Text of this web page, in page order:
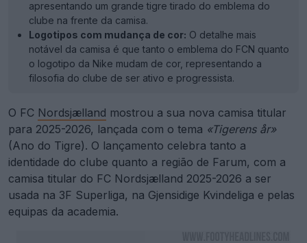
apresentando um grande tigre tirado do emblema do
clube na frente da camisa.
Logotipos com mudança de cor: O detalhe mais
notável da camisa é que tanto o emblema do FCN quanto
o logotipo da Nike mudam de cor, representando a
filosofia do clube de ser ativo e progressista.
O FC Nordsjælland mostrou a sua nova camisa titular
para 2025-2026, lançada com o tema «Tigerens år»
(Ano do Tigre). O lançamento celebra tanto a
identidade do clube quanto a região de Farum, com a
camisa titular do FC Nordsjælland 2025-2026 a ser
usada na 3F Superliga, na Gjensidige Kvindeliga e pelas
equipas da academia.